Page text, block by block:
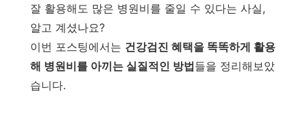
잘 활용해도 많은 병원비를 줄일 수 있다는 사실,
알고 계셨나요?
이번 포스팅에서는 건강검진 혜택을 똑똑하게 활용
해 병원비를 아끼는 실질적인 방법들을 정리해보았
습니다.